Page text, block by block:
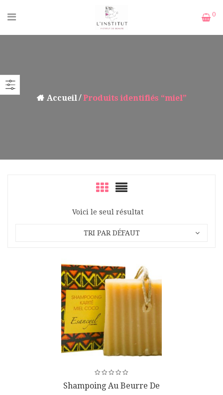
0
Accueil Produits identifiés “miel”
Voici le seul résultat
TRI PAR DÉFAUT
Shampoing Au Beurre De